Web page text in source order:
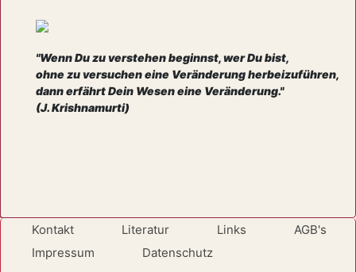
"Wenn Du zu verstehen beginnst, wer Du bist,
ohne zu versuchen eine Veränderung herbeizuführen,
dann erfährt Dein Wesen eine Veränderung."
(J. Krishnamurti)
Kontakt Literatur Links
AGB's
Impressum
Datenschutz